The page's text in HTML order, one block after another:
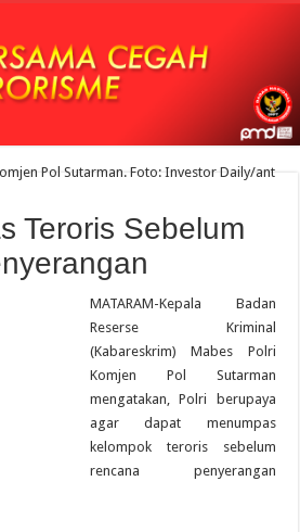
Teroris Sebelum
MATARAM-Kepala Badan
Reserse Kriminal
(Kabareskrim) Mabes Polri
Komjen Pol Sutarman
mengatakan, Polri berupaya
agar dapat menumpas
kelompok teroris sebelum
rencana penyerangan